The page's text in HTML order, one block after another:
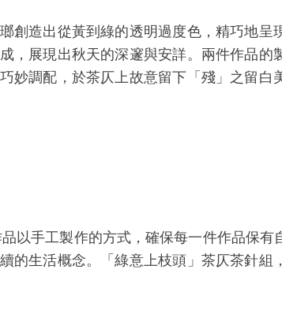
創造出從黃到綠的透明過度色，精巧地呈
，展現出秋天的深邃與安詳。兩件作品的
妙調配，於茶仄上故意留下「殘」之留白
以手工製作的方式，確保每一件作品保有
的生活概念。「綠意上枝頭」茶仄茶針組